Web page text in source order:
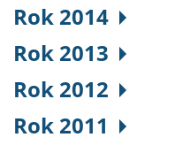
Rok 2014
Rok 2013
Rok 2012
Rok 2011